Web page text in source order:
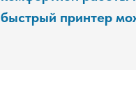
быстрый принтер